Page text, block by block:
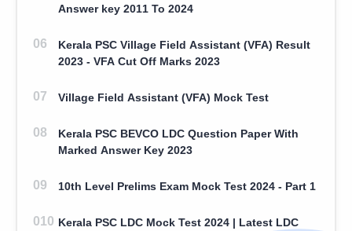
Answer key 2011 To 2024
Kerala PSC Village Field Assistant (VFA) Result
2023 - VFA Cut Off Marks 2023
Village Field Assistant (VFA) Mock Test
Kerala PSC BEVCO LDC Question Paper With
Marked Answer Key 2023
10th Level Prelims Exam Mock Test 2024 - Part 1
Kerala PSC LDC Mock Test 2024 | Latest LDC